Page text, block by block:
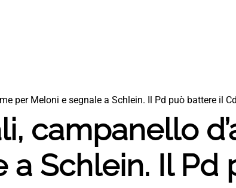
per Meloni e segnale a Schlein. Il Pd può battere il
campanello
a Schlein. Il Pd